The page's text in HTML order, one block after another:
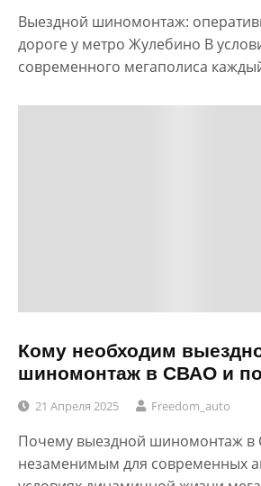
Выездной шиномонтаж:
дороге у метро Жулебино В
современного мегаполиса
Кому необходим
шиномонтаж в СВАО и
21 Апреля 2025 Freedom_auto
Почему выездной шиномонтаж в
незаменимым для современных